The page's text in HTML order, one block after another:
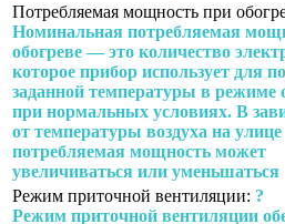
Потребляемая мощность при
Номинальная потребляемая
обогреве — это количество
которое прибор использует для
заданной температуры в режиме
при нормальных условиях. В
от температуры воздуха на улице
потребляемая мощность может
увеличиваться или уменьшаться
Режим приточной вентиляции: ?
Режим приточной вентиляции